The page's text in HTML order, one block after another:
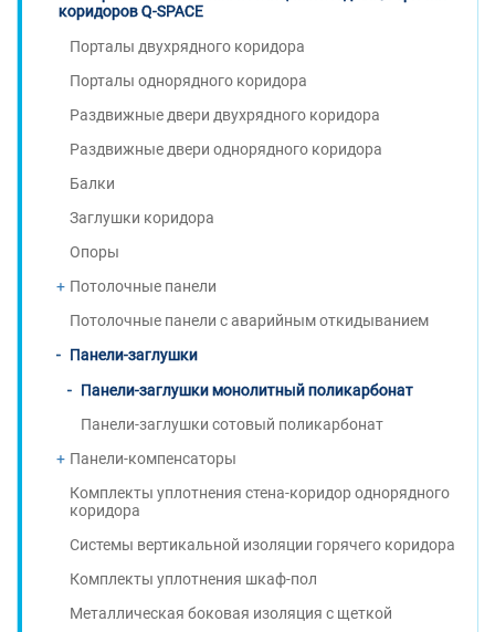
коридоров Q-SPACE
Порталы двухрядного коридора
Порталы однорядного коридора
Раздвижные двери двухрядного коридора
Раздвижные двери однорядного коридора
Балки
Заглушки коридора
Опоры
Потолочные панели
Потолочные панели с аварийным откидыванием
Панели-заглушки
Панели-заглушки монолитный поликарбонат
Панели-заглушки сотовый поликарбонат
Панели-компенсаторы
Комплекты уплотнения стена-коридор однорядного
коридора
Системы вертикальной изоляции горячего коридора
Комплекты уплотнения шкаф-пол
Металлическая боковая изоляция с щеткой